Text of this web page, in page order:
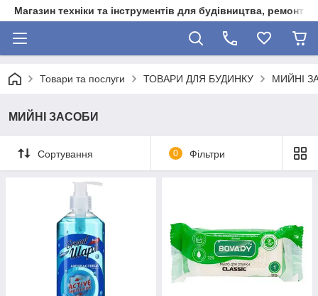
Магазин техніки та інструментів для будівництва, ремонту,
Товари та послуги ТОВАРИ ДЛЯ БУДИНКУ МИЙНІ
МИЙНІ ЗАСОБИ
Сортування 0 Фільтри